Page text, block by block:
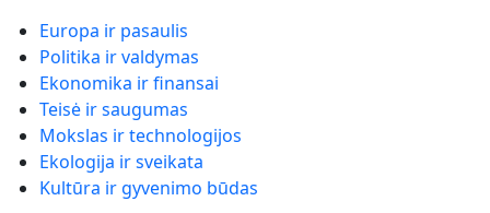
Europa ir pasaulis
Politika ir valdymas
Ekonomika ir finansai
Teisė ir saugumas
Mokslas ir technologijos
Ekologija ir sveikata
Kultūra ir gyvenimo būdas